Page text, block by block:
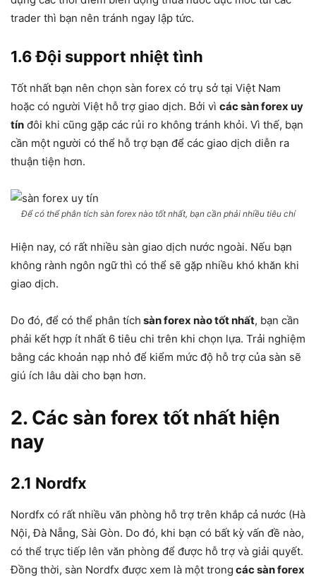
trader thì bạn nên tránh ngay lập tức.
1.6 Đội support nhiệt tình
Tốt nhất bạn nên chọn sàn forex có trụ sở tại Việt Nam
hoặc có người Việt hỗ trợ giao dịch. Bởi vì các sàn forex uy
tín đôi khi cũng gặp các rủi ro không tránh khỏi. Vì thế, bạn
cần một người có thể hỗ trợ bạn để các giao dịch diễn ra
thuận tiện hơn.
Để có thể phân tích sàn forex nào tốt nhất, bạn cần phải nhiều tiêu chí
Hiện nay, có rất nhiều sàn giao dịch nước ngoài. Nếu bạn
không rành ngôn ngữ thì có thể sẽ gặp nhiều khó khăn khi
giao dịch.
Do đó, để có thể phân tích sàn forex nào tốt nhất, bạn cần
phải kết hợp ít nhất 6 tiêu chi trên khi chọn lựa. Trải nghiệm
bằng các khoản nạp nhỏ để kiểm mức độ hỗ trợ của sàn sẽ
giú ích lâu dài cho bạn hơn.
2. Các sàn forex tốt nhất hiện
nay
2.1 Nordfx
Nordfx có rất nhiều văn phòng hỗ trợ trên khắp cả nước (Hà
Nội, Đà Nẵng, Sài Gòn. Do đó, khi bạn có bất kỳ vấn đề nào,
có thể trực tiếp lên văn phòng để được hỗ trợ và giải quyết.
Đồng thời, sàn Nordfx được xem là một trong các sàn forex